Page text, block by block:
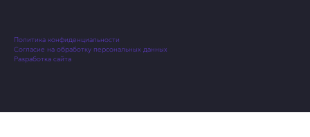
Политика конфиденциальности
Согласие на обработку персональных данных
Разработка сайта